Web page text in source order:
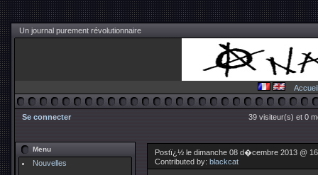
Un journal purement révolutionnaire
Accueil
Se connecter 39 visiteur(s) et 0
Menu
Nouvelles
Postï¿½ le dimanche 08 d�cembre 2013 @
Contributed by: blackcat